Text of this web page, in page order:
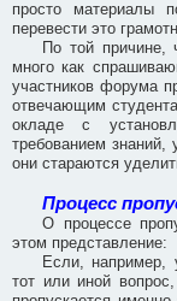
просто материалы
перевести это
По той
много как
участников форума
отвечающим
окладе с
требованием
они стараются
Процесс
О процессе
этом представление:
Если, например,
тот или иной